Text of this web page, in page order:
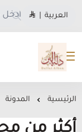
العربية
متجر دلة البن
الرئيسية المدونة